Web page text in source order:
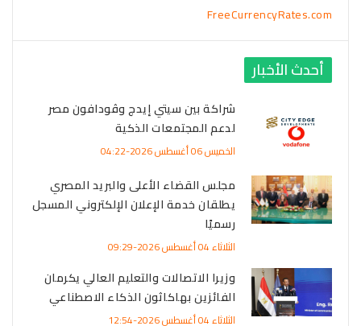
FreeCurrencyRates.com
أحدث الأخبار
شراكة بين سيتي إيدج وڤودافون مصر
لدعم المجتمعات الذكية
الخميس 06 أغسطس 2026-04:22
مجلس القضاء الأعلى والبريد المصري
يطلقان خدمة الإعلان الإلكتروني المسجل
رسميًا
الثلاثاء 04 أغسطس 2026-09:29
وزيرا الاتصالات والتعليم العالي يكرمان
الفائزين بهاكاثون الذكاء الاصطناعي
الثلاثاء 04 أغسطس 2026-12:54